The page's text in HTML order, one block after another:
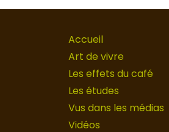
Accueil
Art de vivre
Les effets du café
Les études
Vus dans les médias
Vidéos